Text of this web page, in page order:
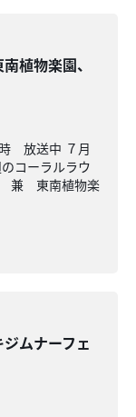
植物楽園、
放送中 ７月
コーラルラウ
兼 東南植物楽
ムナーフェ